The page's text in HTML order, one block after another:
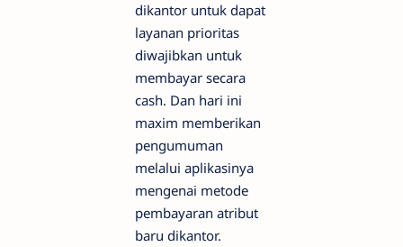
dikantor untuk dapat
layanan prioritas
diwajibkan untuk
membayar secara
cash. Dan hari ini
maxim memberikan
pengumuman
melalui aplikasinya
mengenai metode
pembayaran atribut
baru dikantor.